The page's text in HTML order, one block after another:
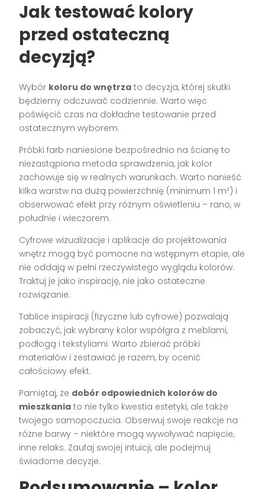
Jak testować kolory
przed ostateczną
decyzją?
Wybór koloru do wnętrza to decyzja, której skutki
będziemy odczuwać codziennie. Warto więc
poświęcić czas na dokładne testowanie przed
ostatecznym wyborem.
Próbki farb naniesione bezpośrednio na ścianę to
niezastąpiona metoda sprawdzenia, jak kolor
zachowuje się w realnych warunkach. Warto nanieść
kilka warstw na dużą powierzchnię (minimum 1 m²) i
obserwować efekt przy różnym oświetleniu – rano, w
południe i wieczorem.
Cyfrowe wizualizacje i aplikacje do projektowania
wnętrz mogą być pomocne na wstępnym etapie, ale
nie oddają w pełni rzeczywistego wyglądu kolorów.
Traktuj je jako inspirację, nie jako ostateczne
rozwiązanie.
Tablice inspiracji (fizyczne lub cyfrowe) pozwalają
zobaczyć, jak wybrany kolor współgra z meblami,
podłogą i tekstyliami. Warto zbierać próbki
materiałów i zestawiać je razem, by ocenić
całościowy efekt.
Pamiętaj, że dobór odpowiednich kolorów do
mieszkania to nie tylko kwestia estetyki, ale także
twojego samopoczucia. Obserwuj swoje reakcje na
różne barwy – niektóre mogą wywoływać napięcie,
inne relaks. Zaufaj swojej intuicji, ale podejmuj
świadome decyzje.